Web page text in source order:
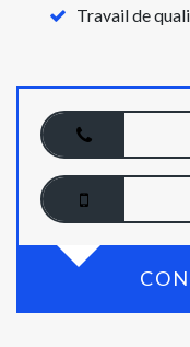
Travail de